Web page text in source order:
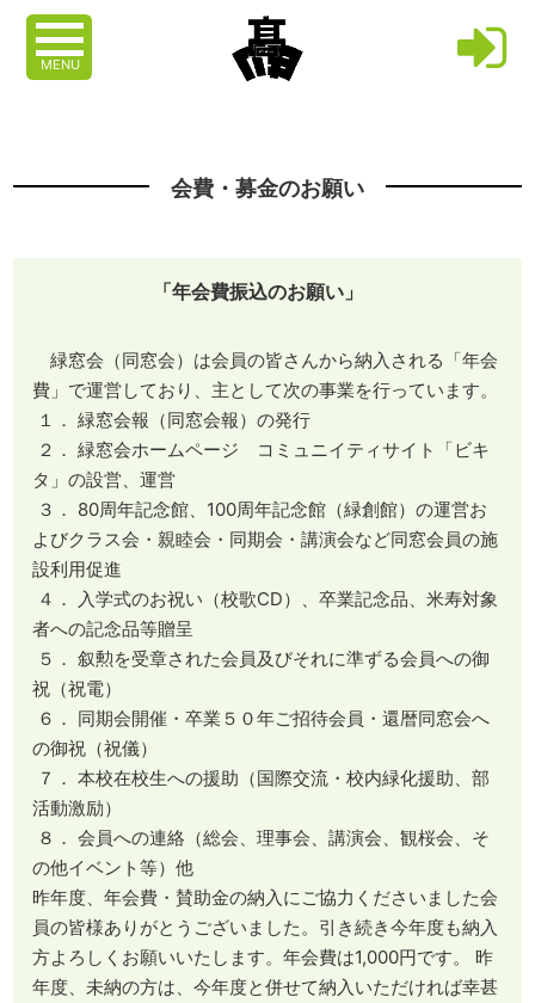
MENU
会費・募金のお願い
「年会費振込のお願い」
緑窓会（同窓会）は会員の皆さんから納入される「年会
費」で運営しており、主として次の事業を行っています。
１． 緑窓会報（同窓会報）の発行
２． 緑窓会ホームページ コミュニイティサイト「ビキ
タ」の設営、運営
３． 80周年記念館、100周年記念館（緑創館）の運営お
よびクラス会・親睦会・同期会・講演会など同窓会員の施
設利用促進
４． 入学式のお祝い（校歌CD）、卒業記念品、米寿対象
者への記念品等贈呈
５． 叙勲を受章された会員及びそれに準ずる会員への御
祝（祝電）
６． 同期会開催・卒業５０年ご招待会員・還暦同窓会へ
の御祝（祝儀）
７． 本校在校生への援助（国際交流・校内緑化援助、部
活動激励）
８． 会員への連絡（総会、理事会、講演会、観桜会、そ
の他イベント等）他
昨年度、年会費・賛助金の納入にご協力くださいました会
員の皆様ありがとうございました。引き続き今年度も納入
方よろしくお願いいたします。年会費は1,000円です。 昨
年度、未納の方は、今年度と併せて納入いただければ幸甚